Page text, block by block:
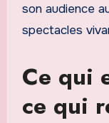
son audience
spectacles
Ce qui
ce qui